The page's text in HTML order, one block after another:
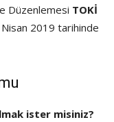
Düzenlemesi TOKİ
2019 tarihinde
ister misiniz?